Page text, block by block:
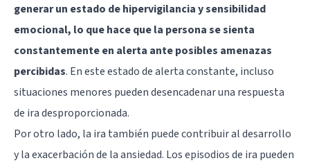
generar un estado de hipervigilancia y sensibilidad
emocional, lo que hace que la persona se sienta
constantemente en alerta ante posibles amenazas
percibidas. En este estado de alerta constante, incluso
situaciones menores pueden desencadenar una respuesta
de ira desproporcionada.
Por otro lado, la ira también puede contribuir al desarrollo
y la exacerbación de la ansiedad. Los episodios de ira pueden